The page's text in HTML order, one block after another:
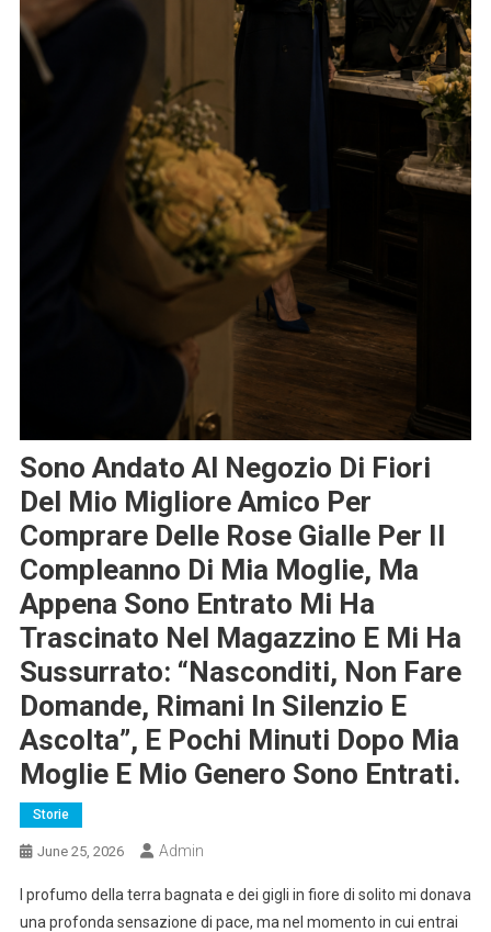
Sono Andato Al Negozio Di Fiori
Del Mio Migliore Amico Per
Comprare Delle Rose Gialle Per Il
Compleanno Di Mia Moglie, Ma
Appena Sono Entrato Mi Ha
Trascinato Nel Magazzino E Mi Ha
Sussurrato: “Nasconditi, Non Fare
Domande, Rimani In Silenzio E
Ascolta”, E Pochi Minuti Dopo Mia
Moglie E Mio Genero Sono Entrati.
Storie
June 25, 2026 Admin
l profumo della terra bagnata e dei gigli in fiore di solito mi donava
una profonda sensazione di pace, ma nel momento in cui entrai